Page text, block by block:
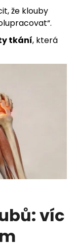
že klouby
tkání, která
víc